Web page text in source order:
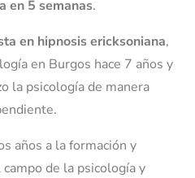
en 5 semanas.
en hipnosis ericksoniana,
en Burgos hace 7 años y
la psicología de manera
años a la formación y
de la psicología y